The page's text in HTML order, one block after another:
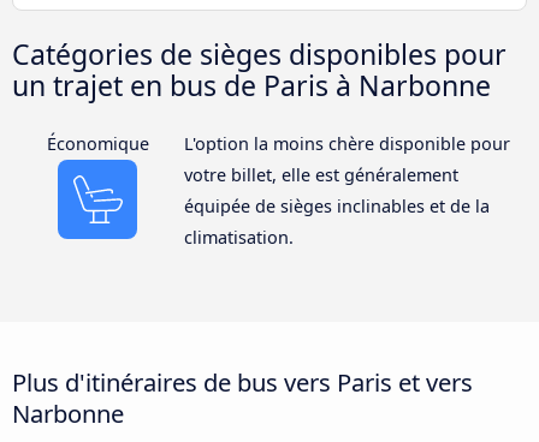
Catégories de sièges disponibles pour
un trajet en bus de Paris à Narbonne
Économique
L'option la moins chère disponible pour
votre billet, elle est généralement
équipée de sièges inclinables et de la
climatisation.
Plus d'itinéraires de bus vers Paris et vers
Narbonne